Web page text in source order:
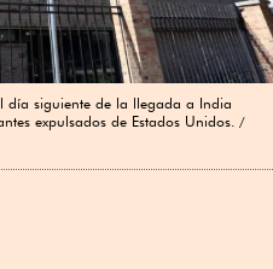
día siguiente de la llegada a India
expulsados de Estados Unidos.